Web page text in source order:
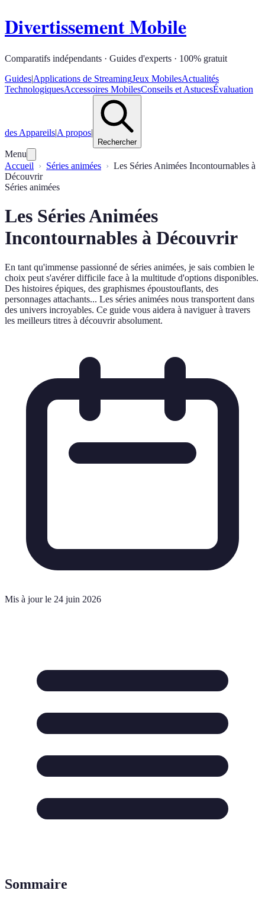
Divertissement Mobile
Comparatifs indépendants · Guides d'experts · 100% gratuit
Guides|Applications de StreamingJeux MobilesActualités
TechnologiquesAccessoires MobilesConseils et AstucesÉvaluation
des Appareils|A propos|
Rechercher
Menu
Accueil
Séries animées
Les Séries Animées Incontournables à
Découvrir
Séries animées
Les Séries Animées
Incontournables à Découvrir
En tant qu'immense passionné de séries animées, je sais combien le
choix peut s'avérer difficile face à la multitude d'options disponibles.
Des histoires épiques, des graphismes époustouflants, des
personnages attachants... Les séries animées nous transportent dans
des univers incroyables. Ce guide vous aidera à naviguer à travers
les meilleurs titres à découvrir absolument.
Mis à jour le 24 juin 2026
Sommaire